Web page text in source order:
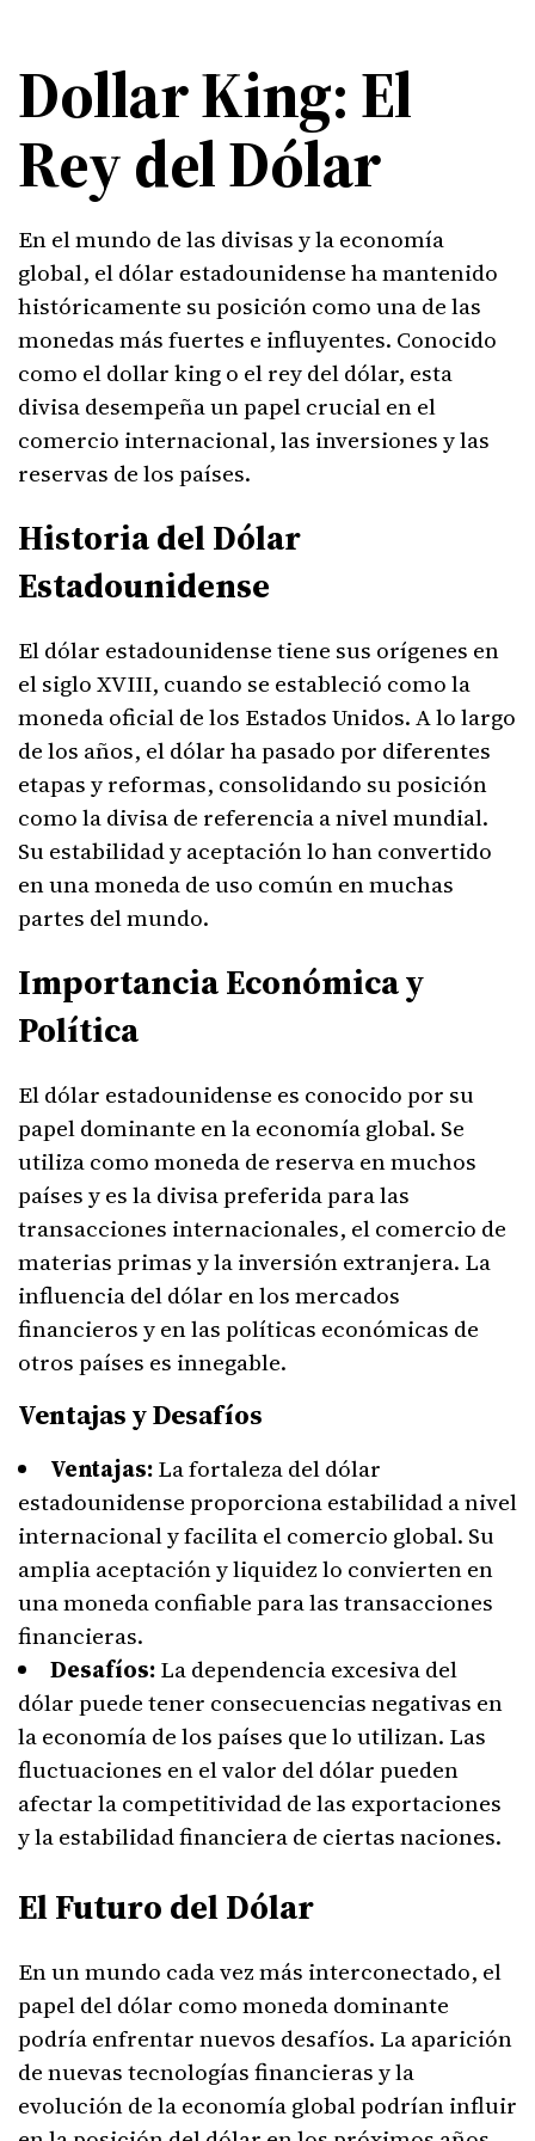
Dollar King: El
Rey del Dólar
En el mundo de las divisas y la economía
global, el dólar estadounidense ha mantenido
históricamente su posición como una de las
monedas más fuertes e influyentes. Conocido
como el dollar king o el rey del dólar, esta
divisa desempeña un papel crucial en el
comercio internacional, las inversiones y las
reservas de los países.
Historia del Dólar
Estadounidense
El dólar estadounidense tiene sus orígenes en
el siglo XVIII, cuando se estableció como la
moneda oficial de los Estados Unidos. A lo largo
de los años, el dólar ha pasado por diferentes
etapas y reformas, consolidando su posición
como la divisa de referencia a nivel mundial.
Su estabilidad y aceptación lo han convertido
en una moneda de uso común en muchas
partes del mundo.
Importancia Económica y
Política
El dólar estadounidense es conocido por su
papel dominante en la economía global. Se
utiliza como moneda de reserva en muchos
países y es la divisa preferida para las
transacciones internacionales, el comercio de
materias primas y la inversión extranjera. La
influencia del dólar en los mercados
financieros y en las políticas económicas de
otros países es innegable.
Ventajas y Desafíos
Ventajas:La fortaleza del dólar
estadounidense proporciona estabilidad a nivel
internacional y facilita el comercio global. Su
amplia aceptación y liquidez lo convierten en
una moneda confiable para las transacciones
financieras.
Desafíos:La dependencia excesiva del
dólar puede tener consecuencias negativas en
la economía de los países que lo utilizan. Las
fluctuaciones en el valor del dólar pueden
afectar la competitividad de las exportaciones
y la estabilidad financiera de ciertas naciones.
El Futuro del Dólar
En un mundo cada vez más interconectado, el
papel del dólar como moneda dominante
podría enfrentar nuevos desafíos. La aparición
de nuevas tecnologías financieras y la
evolución de la economía global podrían influir